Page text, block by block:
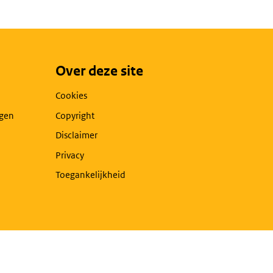
Over deze site
Cookies
Copyright
Disclaimer
Privacy
Toegankelijkheid